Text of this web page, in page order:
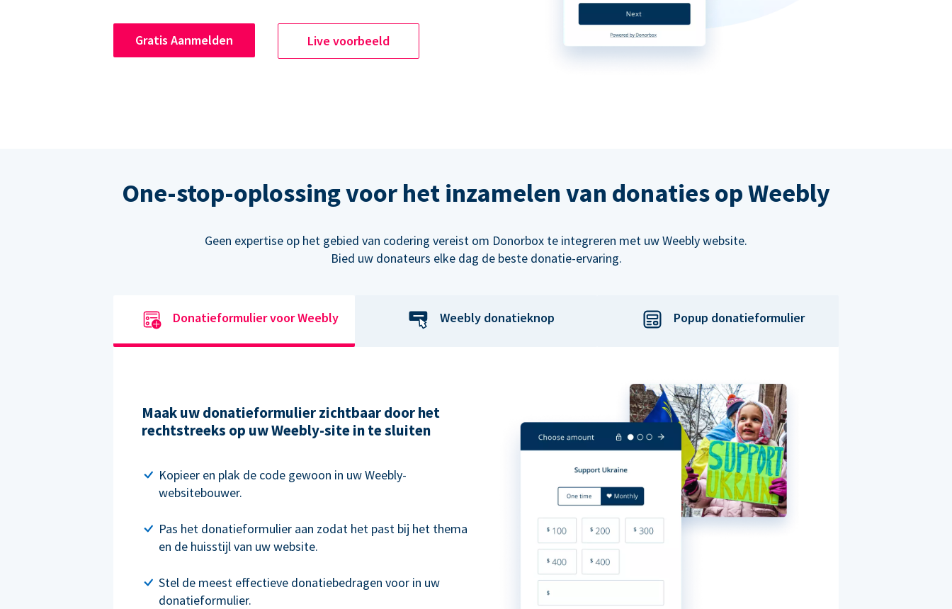
Gratis Aanmelden Live voorbeeld
One-stop-oplossing voor het inzamelen van donaties op Weebly
Geen expertise op het gebied van codering vereist om Donorbox te integreren met uw Weebly website.
Bied uw donateurs elke dag de beste donatie-ervaring.
Donatieformulier voor Weebly Weebly donatieknop Popup donatieformulier
Maak uw donatieformulier zichtbaar door het
rechtstreeks op uw Weebly-site in te sluiten
Kopieer en plak de code gewoon in uw Weebly-
websitebouwer.
Pas het donatieformulier aan zodat het past bij het thema
en de huisstijl van uw website.
Stel de meest effectieve donatiebedragen voor in uw
donatieformulier.